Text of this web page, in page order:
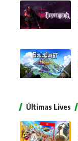
Últimas Lives